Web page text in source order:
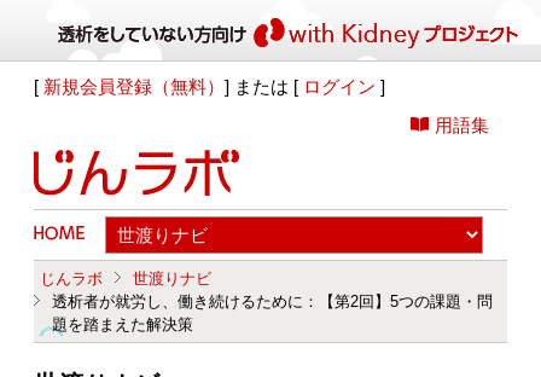
[ 新規会員登録（無料）] または [ ログイン ]
用語集
じんラボ
世渡りナビ
透析者が就労し、働き続けるために：【第2回】5つの課題・問
題を踏まえた解決策